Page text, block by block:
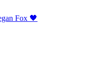
Fox 🖤